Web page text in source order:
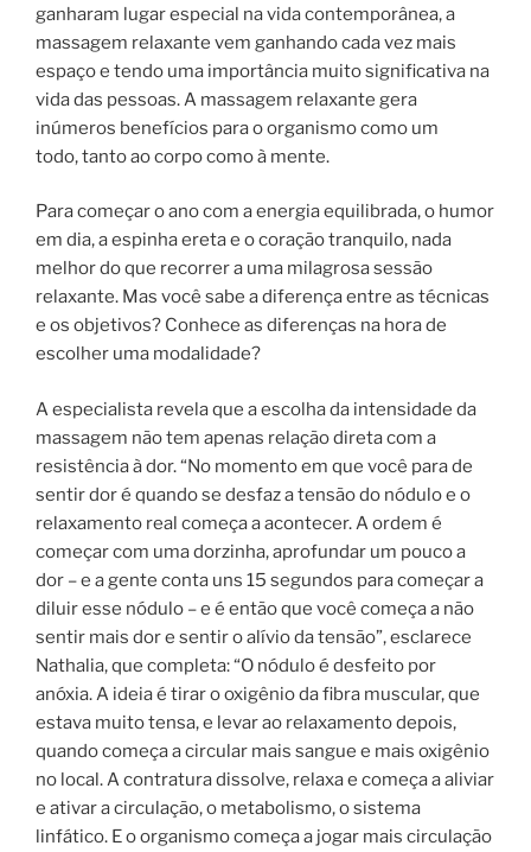
ganharam lugar especial na vida contemporânea, a
massagem relaxante vem ganhando cada vez mais
espaço e tendo uma importância muito significativa na
vida das pessoas. A massagem relaxante gera
inúmeros benefícios para o organismo como um
todo, tanto ao corpo como à mente.
Para começar o ano com a energia equilibrada, o humor
em dia, a espinha ereta e o coração tranquilo, nada
melhor do que recorrer a uma milagrosa sessão
relaxante. Mas você sabe a diferença entre as técnicas
e os objetivos? Conhece as diferenças na hora de
escolher uma modalidade?
A especialista revela que a escolha da intensidade da
massagem não tem apenas relação direta com a
resistência à dor. “No momento em que você para de
sentir dor é quando se desfaz a tensão do nódulo e o
relaxamento real começa a acontecer. A ordem é
começar com uma dorzinha, aprofundar um pouco a
dor – e a gente conta uns 15 segundos para começar a
diluir esse nódulo – e é então que você começa a não
sentir mais dor e sentir o alívio da tensão”, esclarece
Nathalia, que completa: “O nódulo é desfeito por
anóxia. A ideia é tirar o oxigênio da fibra muscular, que
estava muito tensa, e levar ao relaxamento depois,
quando começa a circular mais sangue e mais oxigênio
no local. A contratura dissolve, relaxa e começa a aliviar
e ativar a circulação, o metabolismo, o sistema
linfático. E o organismo começa a jogar mais circulação